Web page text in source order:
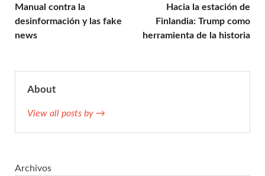
Manual contra la
desinformación y las fake
news
Hacia la estación de
Finlandia: Trump como
herramienta de la historia
About
View all posts by →
Archivos